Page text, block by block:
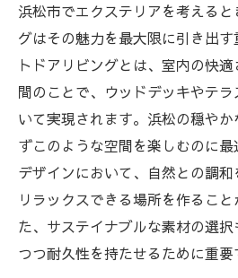
浜松市でエクステリアを考える
グはその魅力を最大限に引き出
トドアリビングとは、室内の快
間のことで、ウッドデッキやテ
いて実現されます。浜松の穏や
ずこのような空間を楽しむのに
デザインにおいて、自然との調
リラックスできる場所を作るこ
た、サステイナブルな素材の選
つつ耐久性を持たせるために重要